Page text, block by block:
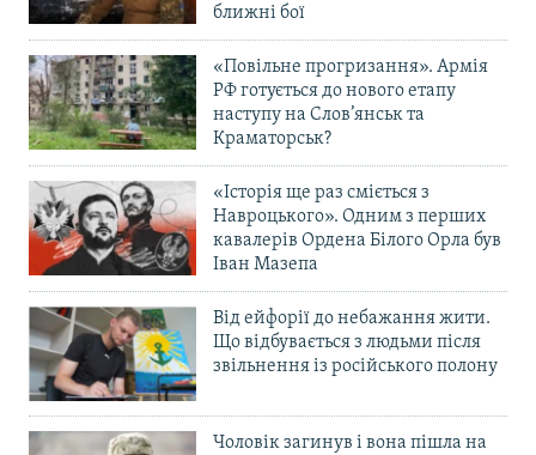
ближні бої
«Повільне прогризання». Армія
РФ готується до нового етапу
наступу на Слов’янськ та
Краматорськ?
«Історія ще раз сміється з
Навроцького». Одним з перших
кавалерів Ордена Білого Орла був
Іван Мазепа
Від ейфорії до небажання жити.
Що відбувається з людьми після
звільнення із російського полону
Чоловік загинув і вона пішла на